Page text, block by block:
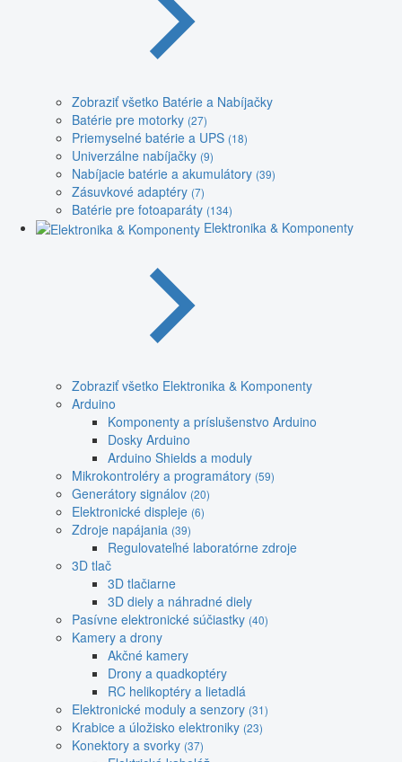
Zobraziť všetko Batérie a Nabíjačky
Batérie pre motorky (27)
Priemyselné batérie a UPS (18)
Univerzálne nabíjačky (9)
Nabíjacie batérie a akumulátory (39)
Zásuvkové adaptéry (7)
Batérie pre fotoaparáty (134)
Elektronika & Komponenty
Zobraziť všetko Elektronika & Komponenty
Arduino
Komponenty a príslušenstvo Arduino
Dosky Arduino
Arduino Shields a moduly
Mikrokontroléry a programátory (59)
Generátory signálov (20)
Elektronické displeje (6)
Zdroje napájania (39)
Regulovateľné laboratórne zdroje
3D tlač
3D tlačiarne
3D diely a náhradné diely
Pasívne elektronické súčiastky (40)
Kamery a drony
Akčné kamery
Drony a quadkoptéry
RC helikoptéry a lietadlá
Elektronické moduly a senzory (31)
Krabice a úložisko elektroniky (23)
Konektory a svorky (37)